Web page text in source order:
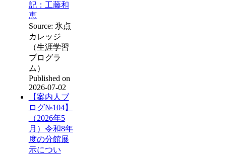
記：工藤和
恵
Source: 氷点
カレッジ
（生涯学習
プログラ
ム）
Published on
2026-07-02
【案内人ブ
ログ№104】
（2026年5
月）令和8年
度の分館展
示につい